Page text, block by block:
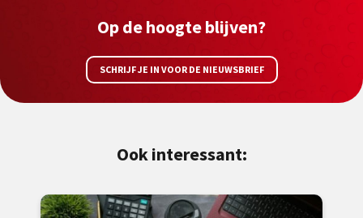
Op de hoogte blijven?
SCHRIJF JE IN VOOR DE NIEUWSBRIEF
Ook interessant: